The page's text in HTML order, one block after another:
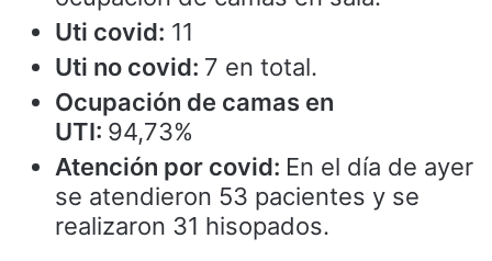
Uti covid: 11
Uti no covid: 7 en total.
Ocupación de camas en
UTI: 94,73%
Atención por covid: En el día de ayer
se atendieron 53 pacientes y se
realizaron 31 hisopados.